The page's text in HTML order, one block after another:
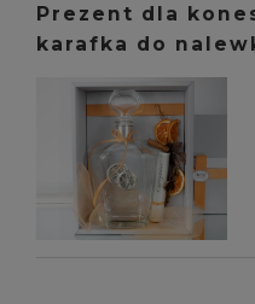
Prezent dla
karafka do